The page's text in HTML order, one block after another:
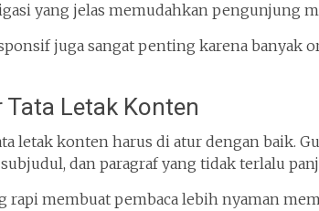
yang jelas memudahkan pengunjung
juga sangat penting karena banyak
Letak Konten
letak konten harus di atur dengan baik.
dan paragraf yang tidak terlalu
rapi membuat pembaca lebih nyaman